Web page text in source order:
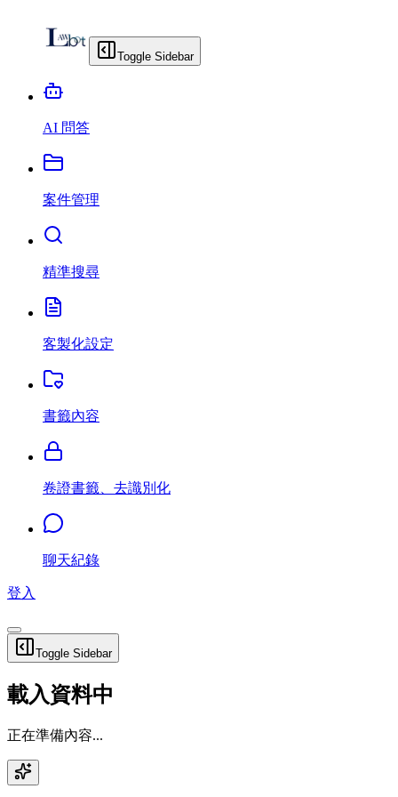
Toggle Sidebar
AI 問答
案件管理
精準搜尋
客製化設定
書籤內容
卷證書籤、去識別化
聊天紀錄
登入
Toggle Sidebar
載入資料中
正在準備內容...